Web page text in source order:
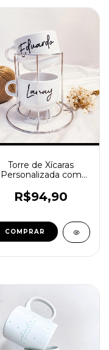
Torre de Xícaras
Personalizada com
R$94,90
COMPRAR